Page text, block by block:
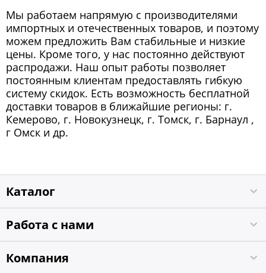
Мы работаем напрямую с производителями
импортных и отечественных товаров, и поэтому
можем предложить Вам стабильные и низкие
цены. Кроме того, у нас постоянно действуют
распродажи. Наш опыт работы позволяет
постоянным клиентам предоставлять гибкую
систему скидок. Есть возможность бесплатной
доставки товаров в ближайшие регионы: г.
Кемерово, г. Новокузнецк, г. Томск, г. Барнаул ,
г Омск и др.
Каталог
Работа с нами
Компания